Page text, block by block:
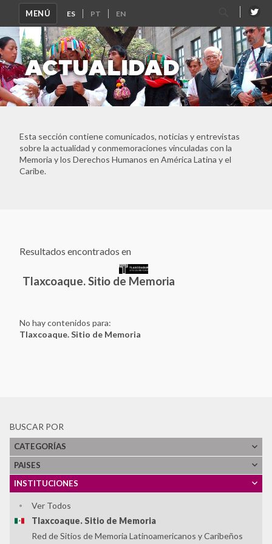
MENÚ
Buscar
por:
ACTUALIDAD
Esta sección contiene comunicados, noticias y entrevistas
sobre la actualidad y conmemoraciones vinculadas con la
Memoria y los Derechos Humanos en América Latina y el
Caribe.
Resultados encontrados en
Tlaxcoaque. Sitio de Memoria
No hay contenidos para:
Tlaxcoaque. Sitio de Memoria
BUSCAR POR
CATEGORÍAS
PAISES
INSTITUCIONES
Ver Todos
Tlaxcoaque. Sitio de Memoria
Red de Sitios de Memoria Latinoamericanos y Caribeños